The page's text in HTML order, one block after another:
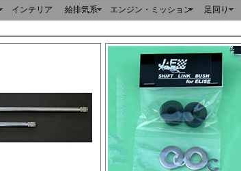
インテリア 給排気系 エンジン・ミッション 足回り